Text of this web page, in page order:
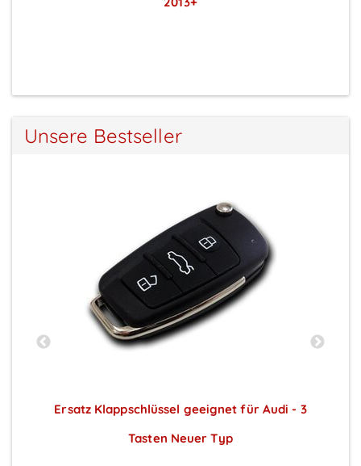
Unsere Bestseller
Ersatz Klappschlüssel geeignet für Audi - 3
Tasten Neuer Typ